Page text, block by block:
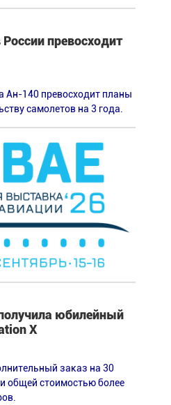
превосходит
Ан-140 превосходит планы
самолетов на 3 года.
юбилейный
X
заказ на 30
общей стоимостью более